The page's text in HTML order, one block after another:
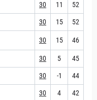
30 11 52
30 15 52
30 15 46
30 5 45
30 -1 44
30 4 42